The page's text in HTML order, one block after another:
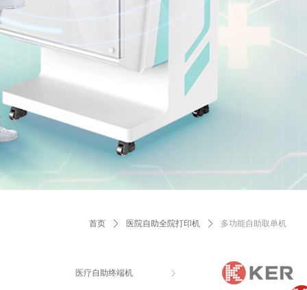
首页 ꄲ 医院自助全院打印机 ꄲ 多功能自助取单机
医疗自助终端机 ꁕ